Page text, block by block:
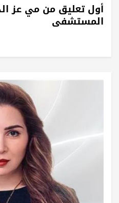
أول تعليق من مي عز
المستشفى